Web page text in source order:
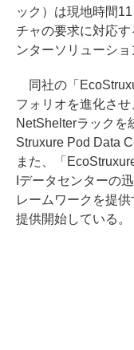
ック）は現地時間
チャの要求に対応
ンターソリューショ
同社の「
フォリオを進化さ
NetShelterラックを
Struxure Pod Data
また、「
Iデータセンターの
レームワークを提
提供開始している。